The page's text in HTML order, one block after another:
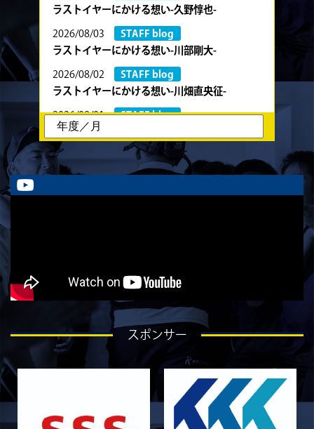
ラストイヤーにかける想い-久野惇也-
2026/08/03
STAFF blog
ラストイヤーにかける想い-川部剛大-
2026/08/02
STAFF blog
ラストイヤーにかける想い-川畑直央征-
2026/08/01
STAFF blog
ラストイヤーにかける想い-香山創祐-
2026/07/30
STAFF blog
ラストイヤーにかける想い-金本亮斗-
2026/07/30
STAFF blog
2026/07/27
STAFF blog
STAFF blog
ラストイヤーにかける想い-芦塚悠大-
STAFF blog
STAFF blog
6月27日 朝日大学戦
スポンサー